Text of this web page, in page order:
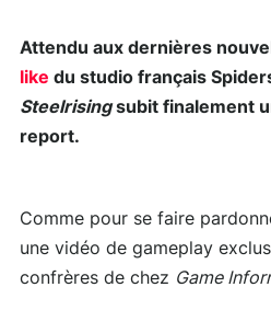
Attendu aux dernières
like du studio français
Steelrisingsubit finalement
report.
Comme pour se faire
une vidéo de gameplay
confrères de chez Game